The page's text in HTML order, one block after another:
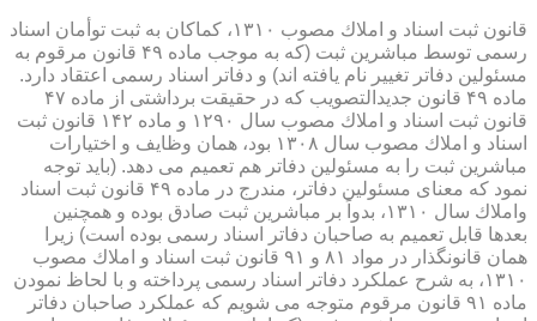
قانون ثبت اسناد و املاك مصوب ۱۳۱۰، كماكان به ثبت توأمان اسناد
رسمی توسط مباشرین ثبت (كه به موجب ماده ۴۹ قانون مرقوم به
مسئولین دفاتر تغییر نام یافته اند) و دفاتر اسناد رسمی اعتقاد دارد.
ماده ۴۹ قانون جدیدالتصویب كه در حقیقت برداشتی از ماده ۴۷
قانون ثبت اسناد و املاك مصوب سال ۱۲۹۰ و ماده ۱۴۲ قانون ثبت
اسناد و املاك مصوب سال ۱۳۰۸ بود، همان وظایف و اختیارات
مباشرین ثبت را به مسئولین دفاتر هم تعمیم می دهد. (باید توجه
نمود كه معنای مسئولین دفاتر، مندرج در ماده ۴۹ قانون ثبت اسناد
واملاك سال ۱۳۱۰، بدواً بر مباشرین ثبت صادق بوده و همچنین
بعدها قابل تعمیم به صاحبان دفاتر اسناد رسمی بوده است) زیرا
همان قانونگذار در مواد ۸۱ و ۹۱ قانون ثبت اسناد و املاك مصوب
۱۳۱۰، به شرح عملكرد دفاتر اسناد رسمی پرداخته و با لحاظ نمودن
ماده ۹۱ قانون مرقوم متوجه می شویم كه عملكرد صاحبان دفاتر